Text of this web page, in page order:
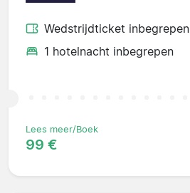
Wedstrijdticket inbegrepen
1 hotelnacht inbegrepen
Lees meer/Boek
99 €